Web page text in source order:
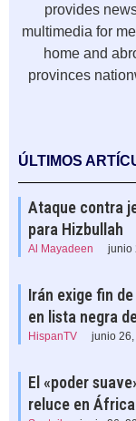
provides
multimedia for
home and
provinces
ÚLTIMOS
Ataque contra
para Hizbullah
Al Mayadeen junio
Irán exige fin
en lista negra
HispanTV junio
El «poder
reluce en África